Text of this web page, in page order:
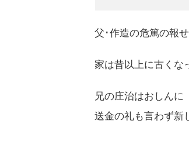
父･作造の危篤の報
家は昔以上に古くな
兄の庄治はおしんに
送金の礼も言わず新